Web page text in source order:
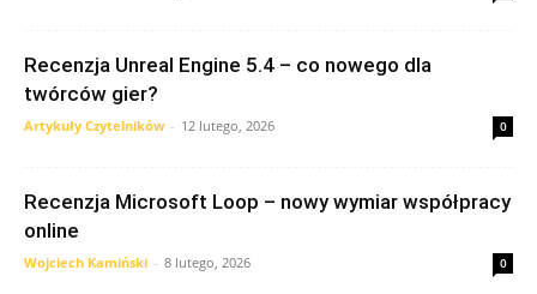
Recenzja Unreal Engine 5.4 – co nowego dla
twórców gier?
Artykuły Czytelników - 12 lutego, 2026 0
Recenzja Microsoft Loop – nowy wymiar współpracy
online
Wojciech Kamiński - 8 lutego, 2026 0